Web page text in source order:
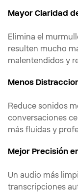
Mayor Claridad
Elimina el
resulten mucho
malentendidos y
Menos
Reduce sonidos
conversaciones
más fluidas y
Mejor Precisión
Un audio más
transcripciones